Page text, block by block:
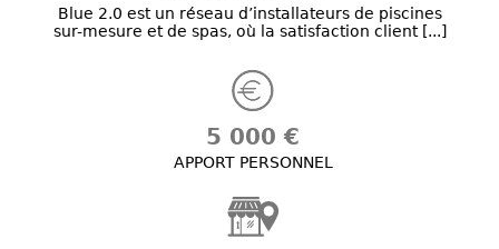
Blue 2.0 est un réseau d’installateurs de piscines
sur-mesure et de spas, où la satisfaction client [...]
5 000 €
APPORT PERSONNEL